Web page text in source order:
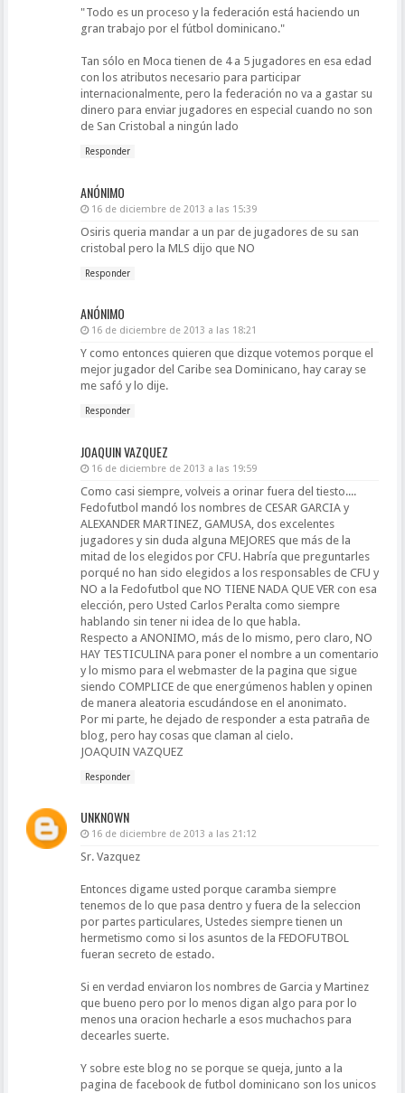
"Todo es un proceso y la federación está haciendo un
gran trabajo por el fútbol dominicano."
Tan sólo en Moca tienen de 4 a 5 jugadores en esa edad
con los atributos necesario para participar
internacionalmente, pero la federación no va a gastar su
dinero para enviar jugadores en especial cuando no son
de San Cristobal a ningún lado
Responder
ANÓNIMO
16 de diciembre de 2013 a las 15:39
Osiris queria mandar a un par de jugadores de su san
cristobal pero la MLS dijo que NO
Responder
ANÓNIMO
16 de diciembre de 2013 a las 18:21
Y como entonces quieren que dizque votemos porque el
mejor jugador del Caribe sea Dominicano, hay caray se
me safó y lo dije.
Responder
JOAQUIN VAZQUEZ
16 de diciembre de 2013 a las 19:59
Como casi siempre, volveis a orinar fuera del tiesto....
Fedofutbol mandó los nombres de CESAR GARCIA y
ALEXANDER MARTINEZ, GAMUSA, dos excelentes
jugadores y sin duda alguna MEJORES que más de la
mitad de los elegidos por CFU. Habría que preguntarles
porqué no han sido elegidos a los responsables de CFU y
NO a la Fedofutbol que NO TIENE NADA QUE VER con esa
elección, pero Usted Carlos Peralta como siempre
hablando sin tener ni idea de lo que habla.
Respecto a ANONIMO, más de lo mismo, pero claro, NO
HAY TESTICULINA para poner el nombre a un comentario
y lo mismo para el webmaster de la pagina que sigue
siendo COMPLICE de que energúmenos hablen y opinen
de manera aleatoria escudándose en el anonimato.
Por mi parte, he dejado de responder a esta patraña de
blog, pero hay cosas que claman al cielo.
JOAQUIN VAZQUEZ
Responder
UNKNOWN
16 de diciembre de 2013 a las 21:12
Sr. Vazquez
Entonces digame usted porque caramba siempre
tenemos de lo que pasa dentro y fuera de la seleccion
por partes particulares, Ustedes siempre tienen un
hermetismo como si los asuntos de la FEDOFUTBOL
fueran secreto de estado.
Si en verdad enviaron los nombres de Garcia y Martinez
que bueno pero por lo menos digan algo para por lo
menos una oracion hecharle a esos muchachos para
decearles suerte.
Y sobre este blog no se porque se queja, junto a la
pagina de facebook de futbol dominicano son los unicos